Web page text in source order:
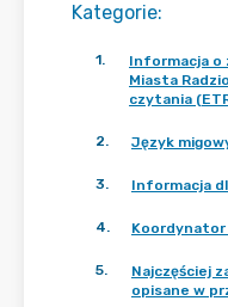
Kategorie:
1.
Informacja o
Miasta
czytania
2. Język
3. Informacja
4.
5.
Najczęściej
opisane w